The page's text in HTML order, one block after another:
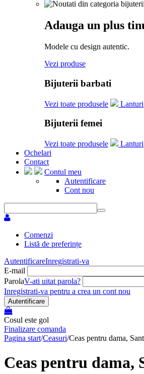
Adauga un plus
Modele cu design autentic.
Vezi produse
Bijuterii barbati
Vezi toate produsele Lanturi
Bijuterii femei
Vezi toate produsele Lanturi
Ochelari
Contact
Contul meu
Autentificare
Cont nou
Comenzi
Listă de preferințe
AutentificareInregistrati-va
E-mail
ParolaV-ati uitat parola?
Inregistrati-va pentru a crea un cont nou
Autentificare
Cosul este gol
Finalizare comanda
Pagina start/Ceasuri/Ceas pentru dama,
Ceas pentru dama,